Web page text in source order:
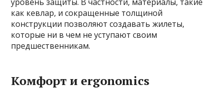
как кевлар, и сокращенные толщиной
конструкции позволяют создавать жилеты,
которые ни в чем не уступают своим
предшественникам.
Комфорт и ergonomics